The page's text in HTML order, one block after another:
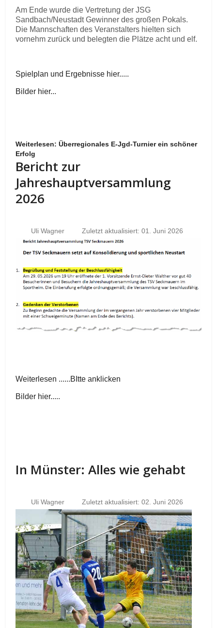
Am Ende wurde die Vertretung der JSG
Sandbach/Neustadt Gewinner des großen Pokals.
Die Mannschaften des Veranstalters hielten sich
vornehm zurück und belegten die Plätze acht und elf.
Spielplan und Ergebnisse hier.....
Bilder hier...
Weiterlesen: Überregionales E-Jgd-Turnier ein schöner
Erfolg
Bericht zur
Jahreshauptversammlung
2026
Uli Wagner Zuletzt aktualisiert: 01. Juni 2026
Weiterlesen ......BItte anklicken
Bilder hier.....
In Münster: Alles wie gehabt
Uli Wagner Zuletzt aktualisiert: 02. Juni 2026